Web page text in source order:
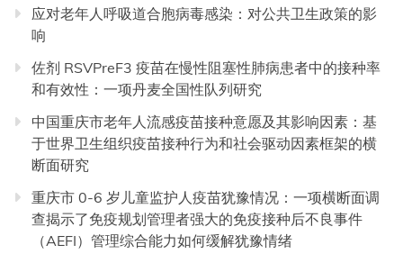
应对老年人呼吸道合胞病毒感染：对公共卫生政策的影
响
佐剂 RSVPreF3 疫苗在慢性阻塞性肺病患者中的接种率
和有效性：一项丹麦全国性队列研究
中国重庆市老年人流感疫苗接种意愿及其影响因素：基
于世界卫生组织疫苗接种行为和社会驱动因素框架的横
断面研究
重庆市 0-6 岁儿童监护人疫苗犹豫情况：一项横断面调
查揭示了免疫规划管理者强大的免疫接种后不良事件
（AEFI）管理综合能力如何缓解犹豫情绪